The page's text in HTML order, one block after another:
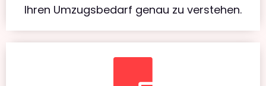
Ihren Umzugsbedarf genau zu verstehen.